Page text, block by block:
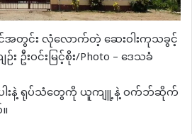
အတွင်း လုံလောက်တဲ့ ဆေးဝါးကုသခွင့်
ဦးဝင်းမြင့်စိုး/Photo – ဒေသခံ
းပါးနဲ့ ရုပ်သံတွေကို ယူကျူ့နဲ့ ဝက်ဘ်ဆိုက်